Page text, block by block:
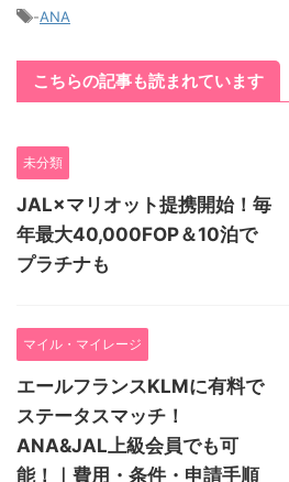
-ANA
こちらの記事も読まれています
未分類
JAL×マリオット提携開始！毎
年最大40,000FOP＆10泊で
プラチナも
マイル・マイレージ
エールフランスKLMに有料で
ステータスマッチ！
ANA&JAL上級会員でも可
能！｜費用・条件・申請手順